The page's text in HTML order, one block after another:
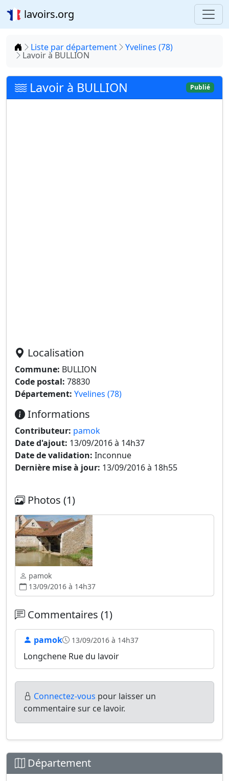
lavoirs.org
Accueil
Liste par département Yvelines (78)
Lavoir à BULLION
Lavoir à BULLION Publié
Localisation
Commune: BULLION
Code postal: 78830
Département: Yvelines (78)
Informations
Contributeur: pamok
Date d'ajout: 13/09/2016 à 14h37
Date de validation: Inconnue
Dernière mise à jour: 13/09/2016 à 18h55
Photos (1)
pamok
13/09/2016 à 14h37
Commentaires (1)
pamok 13/09/2016 à 14h37
Longchene Rue du lavoir
Connectez-vous pour laisser un
commentaire sur ce lavoir.
Département